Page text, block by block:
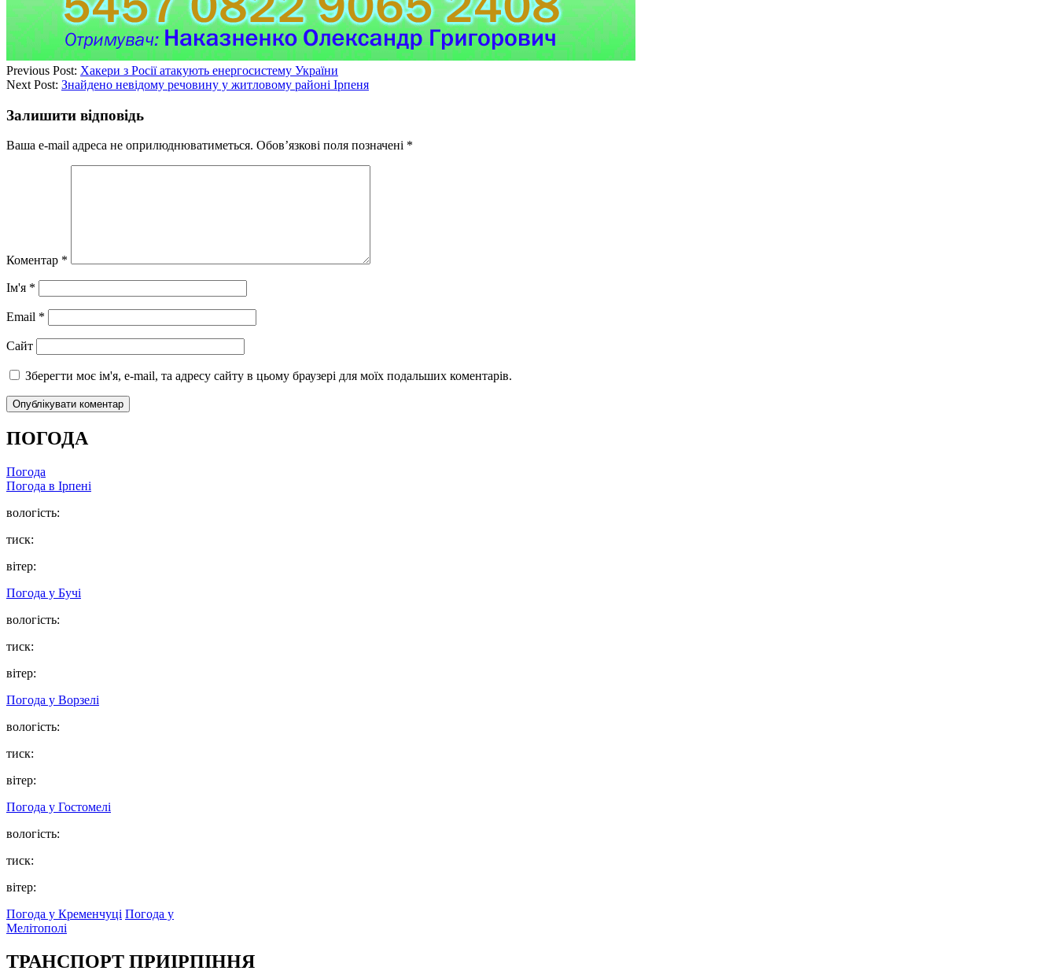
Previous Post: Хакери з Росії атакують енергосистему України
Next Post: Знайдено невідому речовину у житловому районі Ірпеня
Залишити відповідь
Ваша e-mail адреса не оприлюднюватиметься. Обов’язкові поля позначені *
Коментар *
Ім'я *
Email *
Сайт
Зберегти моє ім'я, e-mail, та адресу сайту в цьому браузері для моїх подальших коментарів.
ПОГОДА
Погода
Погода в Ірпені
вологість:
тиск:
вітер:
Погода у Бучі
вологість:
тиск:
вітер:
Погода у Ворзелі
вологість:
тиск:
вітер:
Погода у Гостомелі
вологість:
тиск:
вітер:
Погода у Кременчуці Погода у
Мелітополі
ТРАНСПОРТ ПРИІРПІННЯ